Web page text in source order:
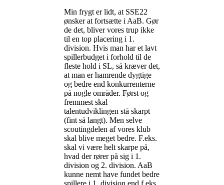
Min frygt er lidt, at SSE22
ønsker at fortsætte i AaB. Gør
de det, bliver vores trup ikke
til en top placering i 1.
division. Hvis man har et lavt
spillerbudget i forhold til de
fleste hold i SL, så kræver det,
at man er hamrende dygtige
og bedre end konkurrenterne
på nogle områder. Først og
fremmest skal
talentudviklingen stå skarpt
(fint så langt). Men selve
scoutingdelen af vores klub
skal blive meget bedre. F.eks.
skal vi være helt skarpe på,
hvad der rører på sig i 1.
division og 2. division. AaB
kunne nemt have fundet bedre